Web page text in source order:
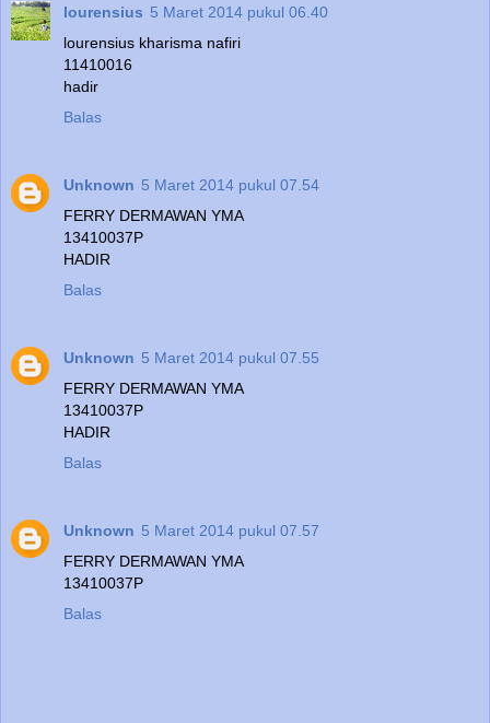
lourensius 5 Maret 2014 pukul 06.40
lourensius kharisma nafiri
11410016
hadir
Balas
Unknown 5 Maret 2014 pukul 07.54
FERRY DERMAWAN YMA
13410037P
HADIR
Balas
Unknown 5 Maret 2014 pukul 07.55
FERRY DERMAWAN YMA
13410037P
HADIR
Balas
Unknown 5 Maret 2014 pukul 07.57
FERRY DERMAWAN YMA
13410037P
Balas